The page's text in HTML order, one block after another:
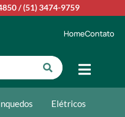
/(51) 3474-9759
HomeContato
Elétricos